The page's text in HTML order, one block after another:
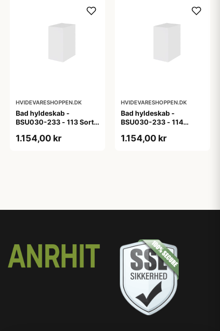
HVIDEVARESHOPPEN.DK
Bad hyldeskab -
BSU030-233 - 113 Sort
1.154,00 kr
HVIDEVARESHOPPEN.DK
Bad hyldeskab -
BSU030-233 - 114
m/eg ABS-kant
1.154,00 kr